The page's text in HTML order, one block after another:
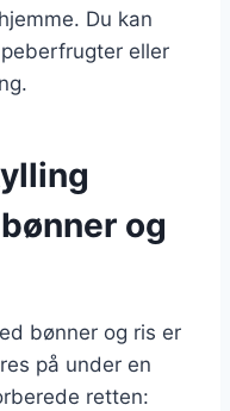
Du kan
eller
og
bønner og ris er
på under en
retten: